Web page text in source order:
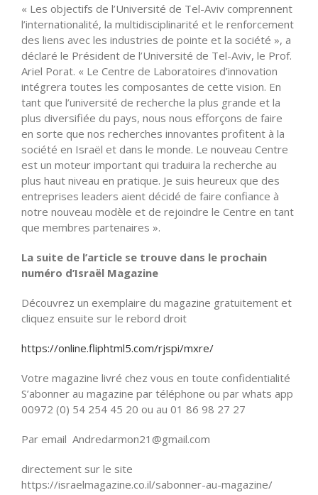
« Les objectifs de l’Université de Tel-Aviv comprennent
l’internationalité, la multidisciplinarité et le renforcement
des liens avec les industries de pointe et la société », a
déclaré le Président de l’Université de Tel-Aviv, le Prof.
Ariel Porat. « Le Centre de Laboratoires d’innovation
intégrera toutes les composantes de cette vision. En
tant que l’université de recherche la plus grande et la
plus diversifiée du pays, nous nous efforçons de faire
en sorte que nos recherches innovantes profitent à la
société en Israël et dans le monde. Le nouveau Centre
est un moteur important qui traduira la recherche au
plus haut niveau en pratique. Je suis heureux que des
entreprises leaders aient décidé de faire confiance à
notre nouveau modèle et de rejoindre le Centre en tant
que membres partenaires ».
La suite de l’article se trouve dans le prochain
numéro d’Israël Magazine
Découvrez un exemplaire du magazine gratuitement et
cliquez ensuite sur le rebord droit
https://online.fliphtml5.com/rjspi/mxre/
Votre magazine livré chez vous en toute confidentialité
S’abonner au magazine par téléphone ou par whats app
00972 (0) 54 254 45 20 ou au 01 86 98 27 27
Par email Andredarmon21@gmail.com
directement sur le site
https://israelmagazine.co.il/sabonner-au-magazine/